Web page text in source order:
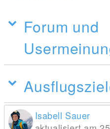
Forum und
Isabell Sauer